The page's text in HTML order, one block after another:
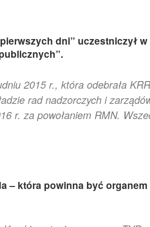
dni” uczestniczył w
2015 r., która odebrała
rad nadzorczych i
r. za powołaniem RMN.
– która powinna być organem